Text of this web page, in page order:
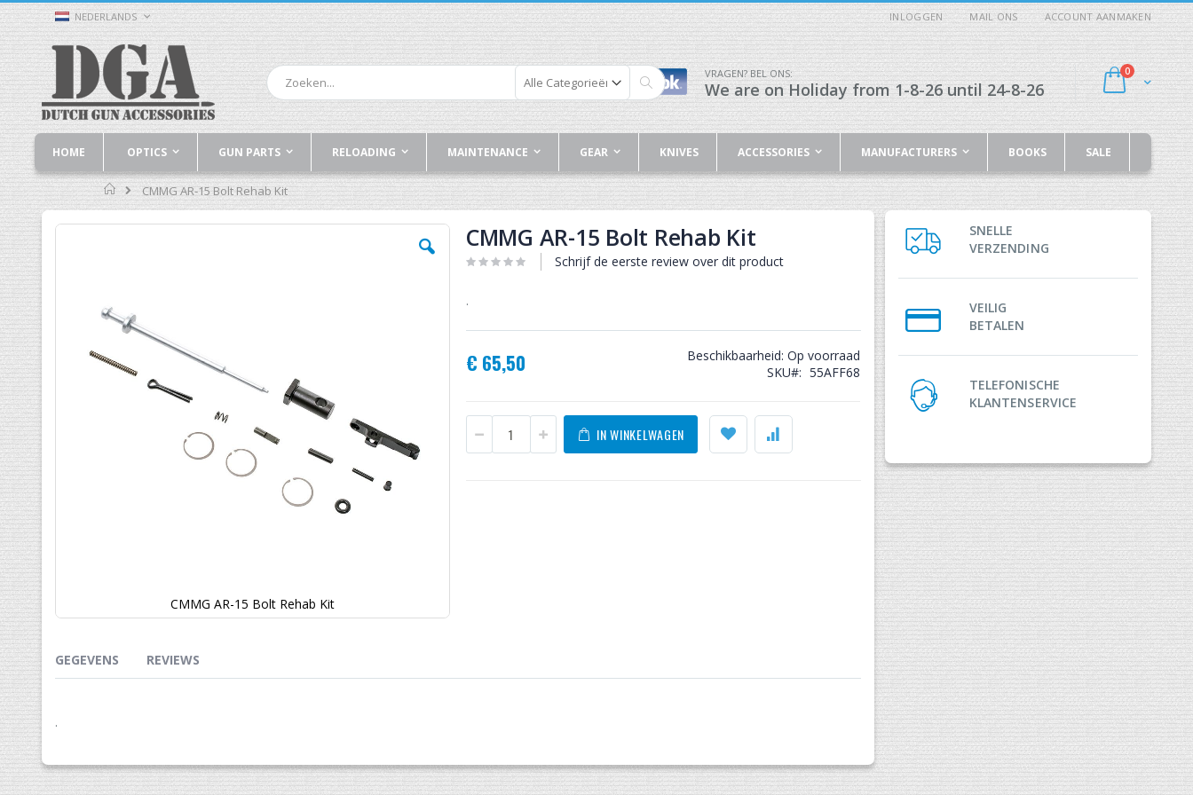
Ga
naar
de
inhoud
TAALNEDERLANDS INLOGGEN MAIL ONS ACCOUNT AANMAKEN
Cart
0producten
Zoek
Zoek
VRAGEN? BEL ONS:
We are on Holiday from 1-8-26 until 24-8-26
HOME OPTICS GUN PARTS RELOADING MAINTENANCE GEAR KNIVES ACCESSORIES MANUFACTURERS BOOKS SALE
Home
CMMG AR-15 Bolt Rehab Kit
Ga
afbeeldingen-
CMMG AR-15 Bolt Rehab Kit
het
begin
afbeeldingen-
CMMG AR-15 Bolt Rehab Kit
Schrijf de eerste review over dit product
.
€ 65,50 Beschikbaarheid: Op voorraad
SKU
55AFF68
IN WINKELWAGEN
GEGEVENS
.
REVIEWS
SNELLE
VERZENDING
VEILIG
BETALEN
TELEFONISCHE
KLANTENSERVICE